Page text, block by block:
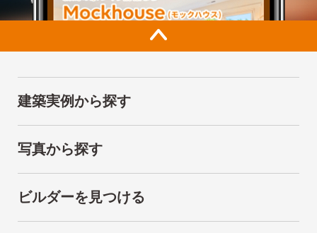
建築実例から探す
写真から探す
ビルダーを見つける